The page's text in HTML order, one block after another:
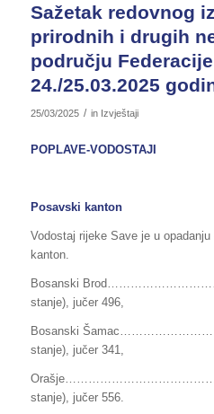
Sažetak redovnog
prirodnih i drugih
području
24./25.03.2025
25/03/2025 / in Izvještaji
POPLAVE-VODOSTAJI
Posavski kanton
Vodostaj rijeke Save je u
kanton.
Bosanski
stanje), jučer 496,
Bosanski
stanje), jučer 341,
stanje), jučer 556.